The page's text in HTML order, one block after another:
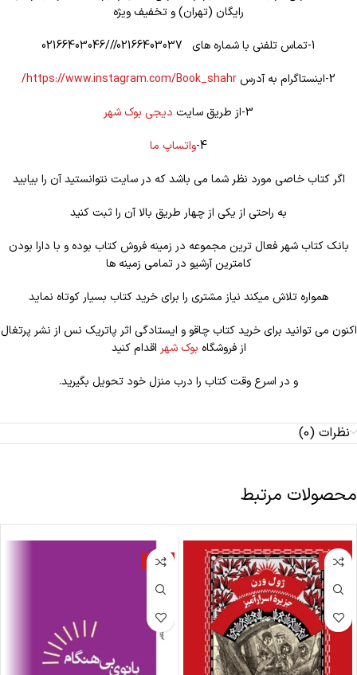
رایگان (تهران) و تخفیف ویژه
1-تماس تلفنی با شماره های 02166403037///02166403046
2-اینستاگرام به آدرس
https://www.instagram.com/Book_shahr/
3-از طریق سایت
دیجی بوک شهر
4- واتساپ ما
اگر کتاب خاصی مورد نظر شما می باشد که در سایت نتوانستید آن را بیابید
به راحتی از یکی از چهار طریق بالا آن را ثبت کنید
بانک کتاب شهر فعال ترین مجموعه در زمینه فروش کتاب بوده و با دارا بودن
کامترین آرشیو در تمامی زمینه ها
همواره تلاش میکند نیاز مشتری را برای خرید کتاب بسیار کوتاه نماید
اکنون می توانید برای خرید کتاب چاقو و ایستادگی اثر پاتریک نس از نشر پرتغال
از فروشگاه بوک شهر اقدام کنید
و در اسرع وقت کتاب را درب منزل خود تحویل بگیرید.
نظرات (0)
محصولات مرتبط
-18%
-17%